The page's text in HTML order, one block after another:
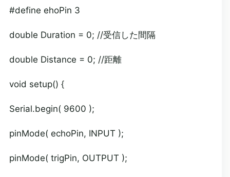
#define ehoPin 3
double Duration = 0; //受信した間隔
double Distance = 0; //距離
void setup() {
Serial.begin( 9600 );
pinMode( echoPin, INPUT );
pinMode( trigPin, OUTPUT );